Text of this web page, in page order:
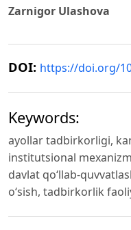
Zarnigor Ulashova
DOI: https://doi.org/
Keywords:
ayollar tadbirkorligi,
institutsional
davlat qoʻllab-
oʻsish, tadbirkorlik